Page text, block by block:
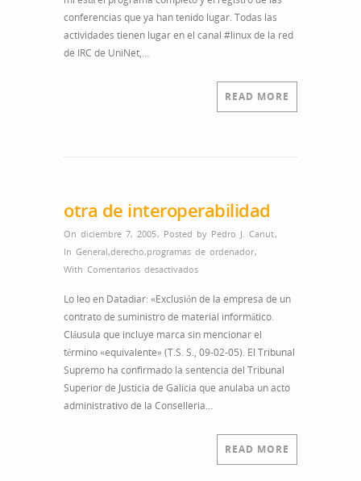
conferencias que ya han tenido lugar. Todas las
actividades tienen lugar en el canal #linux de la red
de IRC de UniNet,…
READ MORE
otra de interoperabilidad
On diciembre 7, 2005, Posted by Pedro J. Canut,
In General,derecho,programas de ordenador,
With Comentarios desactivadosen
de
interoperabilidad
Lo leo en Datadiar: «Exclusión de la empresa de un
contrato de suministro de material informático.
Cláusula que incluye marca sin mencionar el
término «equivalente» (T.S. S., 09-02-05). El Tribunal
Supremo ha confirmado la sentencia del Tribunal
Superior de Justicia de Galicia que anulaba un acto
administrativo de la Conselleria…
READ MORE